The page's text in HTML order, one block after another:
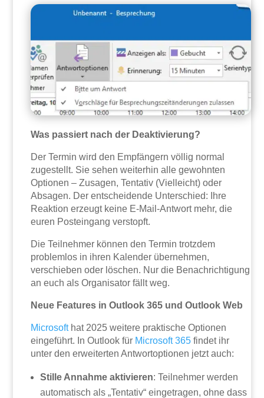
Was passiert nach der Deaktivierung?
Der Termin wird den Empfängern völlig normal
zugestellt. Sie sehen weiterhin alle gewohnten
Optionen – Zusagen, Tentativ (Vielleicht) oder
Absagen. Der entscheidende Unterschied: Ihre
Reaktion erzeugt keine E-Mail-Antwort mehr, die
euren Posteingang verstopft.
Die Teilnehmer können den Termin trotzdem
problemlos in ihren Kalender übernehmen,
verschieben oder löschen. Nur die Benachrichtigung
an euch als Organisator fällt weg.
Neue Features in Outlook 365 und Outlook Web
Microsofthat 2025 weitere praktische Optionen
eingeführt. In Outlook für Microsoft 365 findet ihr
unter den erweiterten Antwortoptionen jetzt auch:
Stille Annahme aktivieren: Teilnehmer werden
automatisch als „Tentativ“ eingetragen, ohne dass